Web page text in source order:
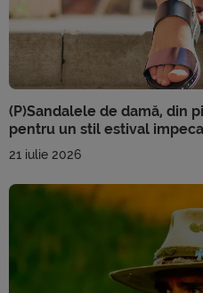
(P)Sandalele de damă, din
pentru un stil estival
21 iulie 2026